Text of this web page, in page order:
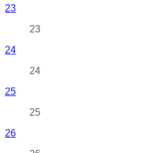
23
23
24
24
25
25
26